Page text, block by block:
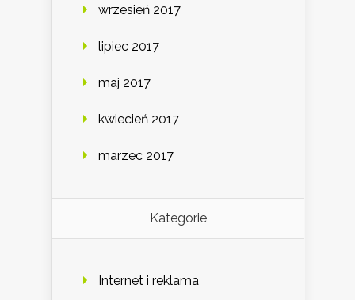
wrzesień 2017
lipiec 2017
maj 2017
kwiecień 2017
marzec 2017
Kategorie
Internet i reklama